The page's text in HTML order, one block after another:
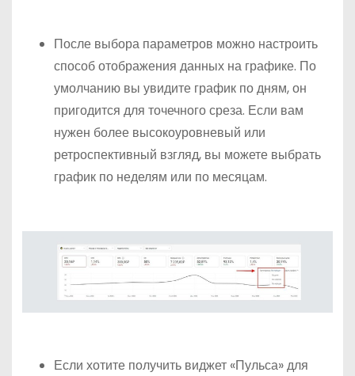
После выбора параметров можно настроить
способ отображения данных на графике. По
умолчанию вы увидите график по дням, он
пригодится для точечного среза. Если вам
нужен более высокоуровневый или
ретроспективный взгляд, вы можете выбрать
график по неделям или по месяцам.
Если хотите получить виджет «Пульса» для